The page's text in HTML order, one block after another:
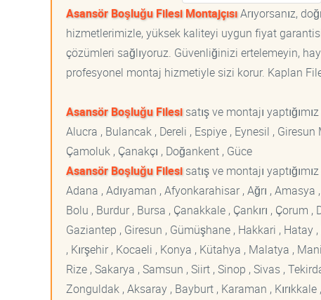
Asansör Boşluğu Filesi MontajçısıArıyorsanız,
hizmetlerimizle, yüksek kaliteyi uygun fiyat
çözümleri sağlıyoruz. Güvenliğinizi ertelemeyin,
profesyonel montaj hizmetiyle sizi korur. Kaplan
Asansör Boşluğu Filesisatış ve montajı yaptığımız
Alucra , Bulancak , Dereli , Espiye , Eynesil ,
Çamoluk , Çanakçı , Doğankent , Güce
Asansör Boşluğu Filesisatış ve montajı
Adana , Adıyaman , Afyonkarahisar , Ağrı ,
Bolu , Burdur , Bursa , Çanakkale , Çankırı , Çorum
Gaziantep , Giresun , Gümüşhane , Hakkari , Hatay
, Kırşehir , Kocaeli , Konya , Kütahya , Malatya ,
Rize , Sakarya , Samsun , Siirt , Sinop , Sivas ,
Zonguldak , Aksaray , Bayburt , Karaman ,